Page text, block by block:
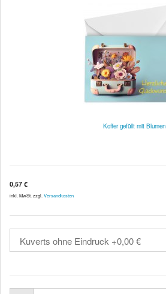
Koffer gefüllt mit Blumen
0,57 €
inkl. MwSt. zzgl. Versandkosten